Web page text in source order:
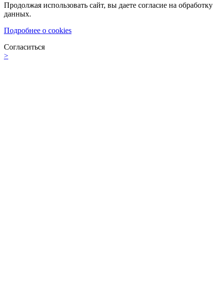
Продолжая использовать сайт, вы даете согласие на обработку
данных.
Подробнее о cookies
Согласиться
>